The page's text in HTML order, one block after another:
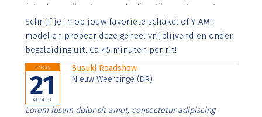
interdum nulla, ut commodo diam libero vitae erat.
Aenean faucibus nibh et justo cursus id rutrum lorem
imperdiet. Nunc ut sem vitae risus tristique posuere.
Schrijf je in op jouw favoriete schakel of Y-AMT
model en probeer deze geheel vrijblijvend en onder
begeleiding uit. Ca 45 minuten per rit!
Friday
21
AUGUST
Susuki Roadshow
NIeuw Weerdinge (DR)
Lorem ipsum dolor sit amet, consectetur adipiscing